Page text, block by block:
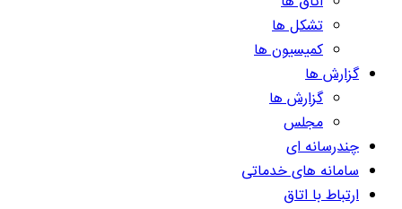
تشکل ها
کمیسیون ها
گزارش ها
گزارش ها
مجلس
چندرسانه ای
سامانه های خدماتی
ارتباط با اتاق